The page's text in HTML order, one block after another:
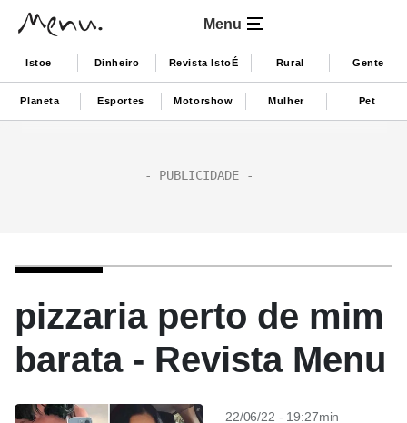
Menu
Istoe Dinheiro Revista IstoÉ Rural Gente
Planeta Esportes Motorshow Mulher Pet
pizzaria perto de mim
barata - Revista Menu
22/06/22 - 19:27min